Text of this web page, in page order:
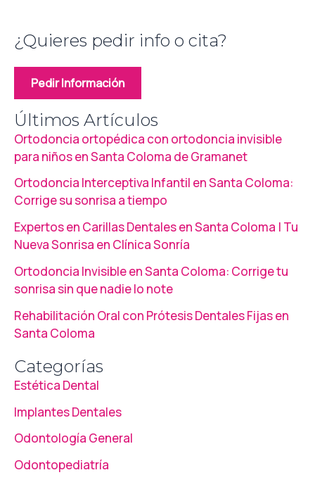
¿Quieres pedir info o cita?
Pedir Información
Últimos Artículos
Ortodoncia ortopédica con ortodoncia invisible
para niños en Santa Coloma de Gramanet
Ortodoncia Interceptiva Infantil en Santa Coloma:
Corrige su sonrisa a tiempo
Expertos en Carillas Dentales en Santa Coloma | Tu
Nueva Sonrisa en Clínica Sonría
Ortodoncia Invisible en Santa Coloma: Corrige tu
sonrisa sin que nadie lo note
Rehabilitación Oral con Prótesis Dentales Fijas en
Santa Coloma
Categorías
Estética Dental
Implantes Dentales
Odontología General
Odontopediatría